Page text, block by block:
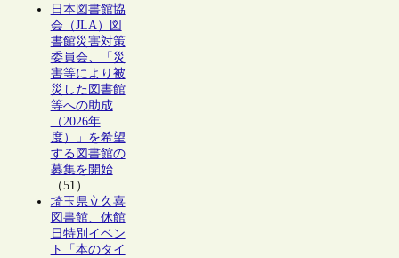
日本図書館協
会（JLA）図
書館災害対策
委員会、「災
害等により被
災した図書館
等への助成
（2026年
度）」を希望
する図書館の
募集を開始
（51）
埼玉県立久喜
図書館、休館
日特別イベン
ト「本のタイ